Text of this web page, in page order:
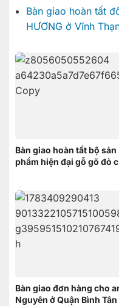
Bàn giao hoàn tất
HƯƠNG ở Vĩnh
Bàn giao hoàn tất bộ sản
phẩm hiện đại gỗ gõ đỏ
Bàn giao đơn hàng cho
Nguyên ở Quận Bình Tân